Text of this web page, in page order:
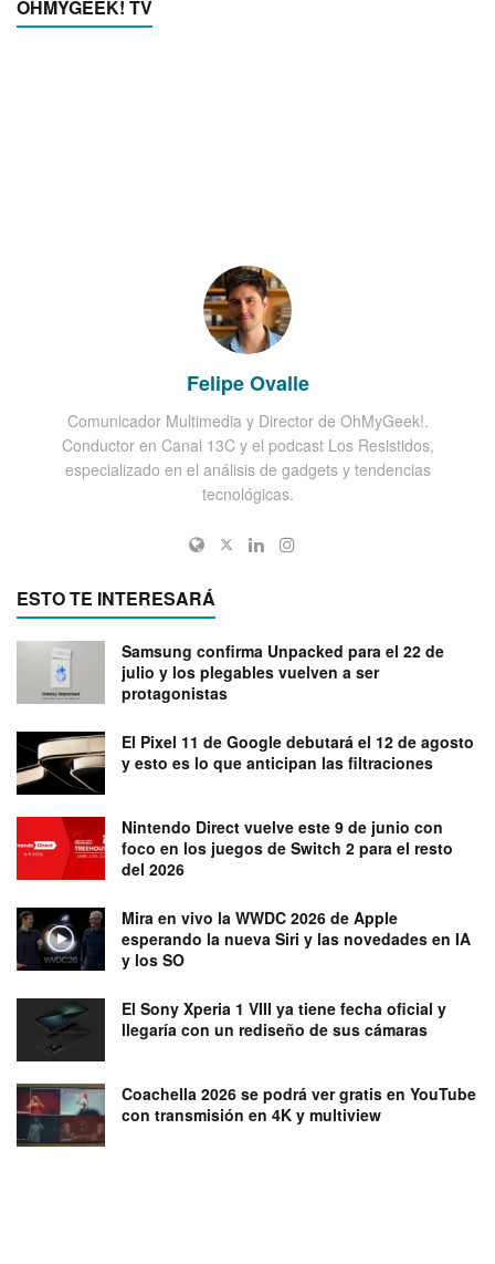
OHMYGEEK! TV
Felipe Ovalle
Comunicador Multimedia y Director de OhMyGeek!.
Conductor en Canal 13C y el podcast Los Resistidos,
especializado en el análisis de gadgets y tendencias
tecnológicas.
ESTO TE INTERESARÁ
Samsung confirma Unpacked para el 22 de
julio y los plegables vuelven a ser
protagonistas
El Pixel 11 de Google debutará el 12 de agosto
y esto es lo que anticipan las filtraciones
Nintendo Direct vuelve este 9 de junio con
foco en los juegos de Switch 2 para el resto
del 2026
Mira en vivo la WWDC 2026 de Apple
esperando la nueva Siri y las novedades en IA
y los SO
El Sony Xperia 1 VIII ya tiene fecha oficial y
llegaría con un rediseño de sus cámaras
Coachella 2026 se podrá ver gratis en YouTube
con transmisión en 4K y multiview